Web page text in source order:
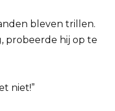
bleven trillen.
probeerde hij op te
niet!”